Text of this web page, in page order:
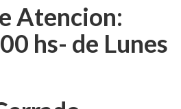
Atencion:
hs- de Lunes